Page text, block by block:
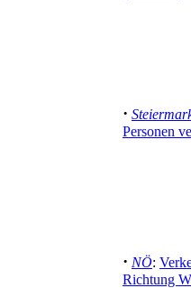
·
Personen
· NÖ:
Richtung